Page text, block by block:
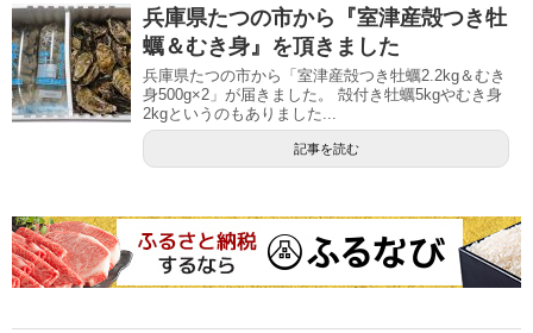
兵庫県たつの市から『室津産殻つき牡
蠣＆むき身』を頂きました
兵庫県たつの市から「室津産殻つき牡蠣2.2kg＆むき
身500g×2」が届きました。 殻付き牡蠣5kgやむき身
2kgというのもありました...
記事を読む